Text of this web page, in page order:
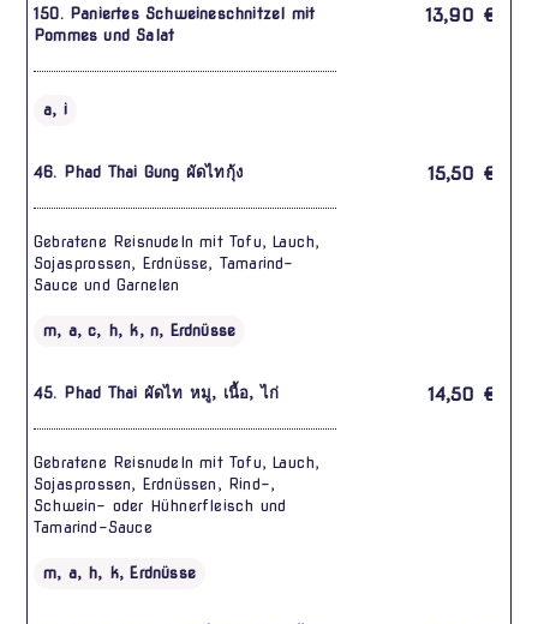
150. Paniertes Schweineschnitzel mit
Pommes und Salat
a, i
13,90 €
46. Phad Thai Gung ผัดไทกุ้ง
Gebratene Reisnudeln mit Tofu, Lauch,
Sojasprossen, Erdnüsse, Tamarind-
Sauce und Garnelen
m, a, c, h, k, n, Erdnüsse
15,50 €
45. Phad Thai ผัดไท หมู, เนื้อ, ไก่
Gebratene Reisnudeln mit Tofu, Lauch,
Sojasprossen, Erdnüssen, Rind-,
Schwein- oder Hühnerfleisch und
Tamarind-Sauce
m, a, h, k, Erdnüsse
14,50 €